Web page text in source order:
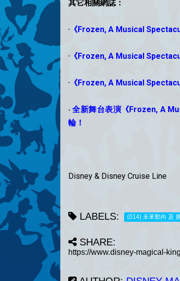
其它相關網誌：
‧ 《Frozen, A Musical
‧ 《Frozen, A Musical
‧ 《Frozen, A Musical
‧全新舞台表演《Frozen, A
輪！
Disney & Disney Cruise Line
LABELS: (014) 未來動向 及
SHARE: